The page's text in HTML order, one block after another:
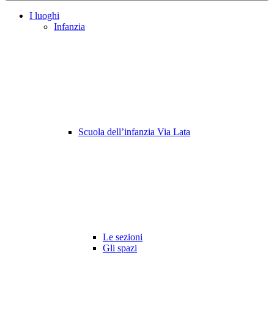
I luoghi
Infanzia
Scuola dell’infanzia Via Lata
Le sezioni
Gli spazi